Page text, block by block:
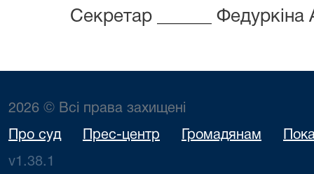
Секретар ______
2026 © Всі права захищені
Про суд Прес-центр Громадянам
v1.38.1